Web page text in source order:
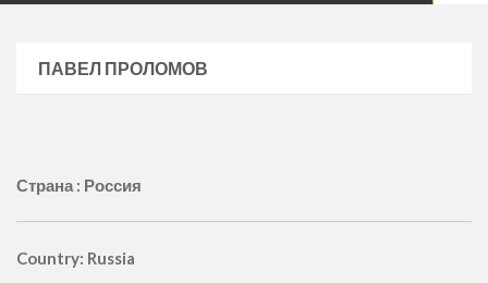
ПАВЕЛ ПРОЛОМОВ
Страна : Россия
Country: Russia